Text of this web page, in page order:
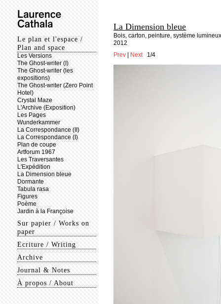
Le plan et l'espace /
Plan and space
Les Versions
The Ghost-writer (I)
The Ghost-writer (les
expositions)
The Ghost-writer (Zero Point
Hotel)
Crystal Maze
L'Archive (Exposition)
Les Pages
Wunderkammer
La Correspondance (II)
La Correspondance (I)
Plan de coupe
Artforum 1967
Les Traversantes
L'Expédition
La Dimension bleue
Dormante
Tabula rasa
Figures
Poème
Jardin à la Françoise
Sur papier / Works on
paper
Ecriture / Writing
Archive
Journal & Notes
À propos / About
La Dimension bleue
Bois, carton, peinture, système
2012
Prev
Next 1/4